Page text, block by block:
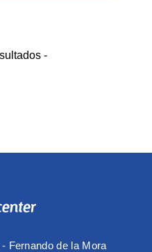
-
Fernando de la Mora